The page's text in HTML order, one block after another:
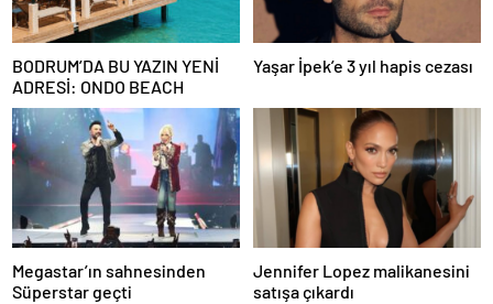
BODRUM’DA BU YAZIN YENİ
ADRESİ: ONDO BEACH
Yaşar İpek’e 3 yıl hapis cezası
Megastar’ın sahnesinden
Süperstar geçti
Jennifer Lopez malikanesini
satışa çıkardı